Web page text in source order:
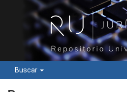
Buscar